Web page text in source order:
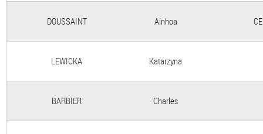
DOUSSAINT Ainhoa
LEWICKA Katarzyna
BARBIER Charles